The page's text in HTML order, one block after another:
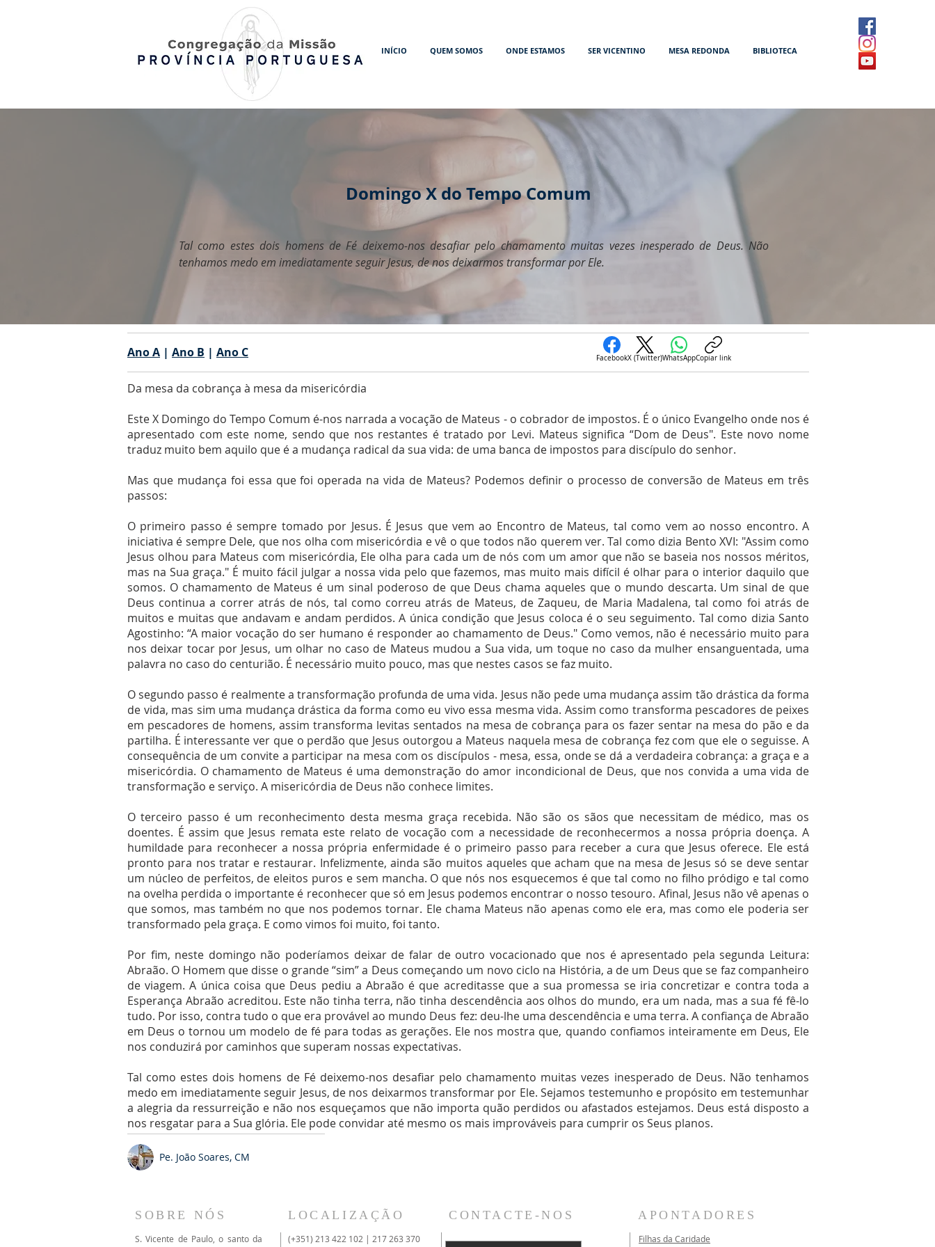
INÍCIO QUEM SOMOS ONDE ESTAMOS SER VICENTINO MESA REDONDA BIBLIOTECA
Domingo X do Tempo Comum
Tal como estes dois homens de Fé deixemo-nos desafiar pelo chamamento muitas vezes inesperado de Deus. Não
tenhamos medo em imediatamente seguir Jesus, de nos deixarmos transformar por Ele.
Ano A | Ano B | Ano C FacebookX (Twitter)WhatsAppCopiar link
Da mesa da cobrança à mesa da misericórdia
Este X Domingo do Tempo Comum é-nos narrada a vocação de Mateus - o cobrador de impostos. É o único Evangelho onde nos é
apresentado com este nome, sendo que nos restantes é tratado por Levi. Mateus significa “Dom de Deus". Este novo nome
traduz muito bem aquilo que é a mudança radical da sua vida: de uma banca de impostos para discípulo do senhor.
Mas que mudança foi essa que foi operada na vida de Mateus? Podemos definir o processo de conversão de Mateus em três
passos:
O primeiro passo é sempre tomado por Jesus. É Jesus que vem ao Encontro de Mateus, tal como vem ao nosso encontro. A
iniciativa é sempre Dele, que nos olha com misericórdia e vê o que todos não querem ver. Tal como dizia Bento XVI: "Assim como
Jesus olhou para Mateus com misericórdia, Ele olha para cada um de nós com um amor que não se baseia nos nossos méritos,
mas na Sua graça." É muito fácil julgar a nossa vida pelo que fazemos, mas muito mais difícil é olhar para o interior daquilo que
somos. O chamamento de Mateus é um sinal poderoso de que Deus chama aqueles que o mundo descarta. Um sinal de que
Deus continua a correr atrás de nós, tal como correu atrás de Mateus, de Zaqueu, de Maria Madalena, tal como foi atrás de
muitos e muitas que andavam e andam perdidos. A única condição que Jesus coloca é o seu seguimento. Tal como dizia Santo
Agostinho: “A maior vocação do ser humano é responder ao chamamento de Deus." Como vemos, não é necessário muito para
nos deixar tocar por Jesus, um olhar no caso de Mateus mudou a Sua vida, um toque no caso da mulher ensanguentada, uma
palavra no caso do centurião. É necessário muito pouco, mas que nestes casos se faz muito.
O segundo passo é realmente a transformação profunda de uma vida. Jesus não pede uma mudança assim tão drástica da forma
de vida, mas sim uma mudança drástica da forma como eu vivo essa mesma vida. Assim como transforma pescadores de peixes
em pescadores de homens, assim transforma levitas sentados na mesa de cobrança para os fazer sentar na mesa do pão e da
partilha. É interessante ver que o perdão que Jesus outorgou a Mateus naquela mesa de cobrança fez com que ele o seguisse. A
consequência de um convite a participar na mesa com os discípulos - mesa, essa, onde se dá a verdadeira cobrança: a graça e a
misericórdia. O chamamento de Mateus é uma demonstração do amor incondicional de Deus, que nos convida a uma vida de
transformação e serviço. A misericórdia de Deus não conhece limites.
O terceiro passo é um reconhecimento desta mesma graça recebida. Não são os sãos que necessitam de médico, mas os
doentes. É assim que Jesus remata este relato de vocação com a necessidade de reconhecermos a nossa própria doença. A
humildade para reconhecer a nossa própria enfermidade é o primeiro passo para receber a cura que Jesus oferece. Ele está
pronto para nos tratar e restaurar. Infelizmente, ainda são muitos aqueles que acham que na mesa de Jesus só se deve sentar
um núcleo de perfeitos, de eleitos puros e sem mancha. O que nós nos esquecemos é que tal como no filho pródigo e tal como
na ovelha perdida o importante é reconhecer que só em Jesus podemos encontrar o nosso tesouro. Afinal, Jesus não vê apenas o
que somos, mas também no que nos podemos tornar. Ele chama Mateus não apenas como ele era, mas como ele poderia ser
transformado pela graça. E como vimos foi muito, foi tanto.
Por fim, neste domingo não poderíamos deixar de falar de outro vocacionado que nos é apresentado pela segunda Leitura:
Abraão. O Homem que disse o grande “sim” a Deus começando um novo ciclo na História, a de um Deus que se faz companheiro
de viagem. A única coisa que Deus pediu a Abraão é que acreditasse que a sua promessa se iria concretizar e contra toda a
Esperança Abraão acreditou. Este não tinha terra, não tinha descendência aos olhos do mundo, era um nada, mas a sua fé fê-lo
tudo. Por isso, contra tudo o que era provável ao mundo Deus fez: deu-lhe uma descendência e uma terra. A confiança de Abraão
em Deus o tornou um modelo de fé para todas as gerações. Ele nos mostra que, quando confiamos inteiramente em Deus, Ele
nos conduzirá por caminhos que superam nossas expectativas.
Tal como estes dois homens de Fé deixemo-nos desafiar pelo chamamento muitas vezes inesperado de Deus. Não tenhamos
medo em imediatamente seguir Jesus, de nos deixarmos transformar por Ele. Sejamos testemunho e propósito em testemunhar
a alegria da ressurreição e não nos esqueçamos que não importa quão perdidos ou afastados estejamos. Deus está disposto a
nos resgatar para a Sua glória. Ele pode convidar até mesmo os mais improváveis para cumprir os Seus planos.
Pe. João Soares, CM
SOBRE NÓS
S. Vicente de Paulo, o santo da
LOCALIZAÇÃO
(+351) 213 422 102 | 217 263 370
CONTACTE-NOS APONTADORES
Filhas da Caridade